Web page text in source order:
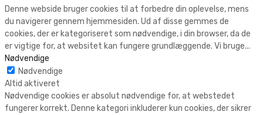
Denne webside bruger cookies til at forbedre din oplevelse, mens
du navigerer gennem hjemmesiden. Ud af disse gemmes de
cookies, der er kategoriseret som nødvendige, i din browser, da de
er vigtige for, at websitet kan fungere grundlæggende. Vi bruge...
Nødvendige
Nødvendige
Altid aktiveret
Nødvendige cookies er absolut nødvendige for, at webstedet
fungerer korrekt. Denne kategori inkluderer kun cookies, der sikrer